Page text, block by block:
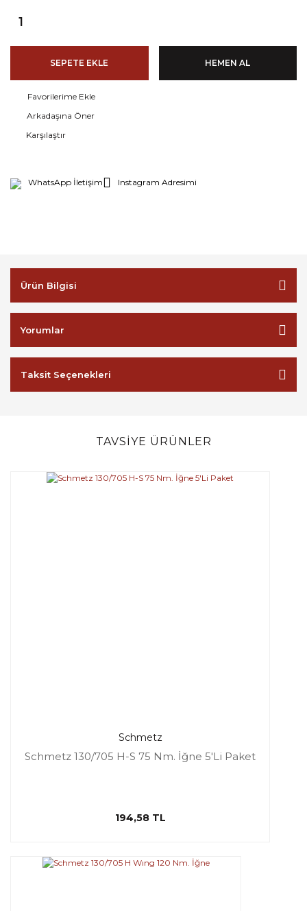
SEPETE EKLE HEMEN AL
Arkadaşına Öner
Karşılaştır
WhatsApp İletişim Instagram Adresimi
Ürün Bilgisi
Yorumlar
Taksit Seçenekleri
TAVSİYE ÜRÜNLER
Schmetz
Schmetz 130/705 H-S 75 Nm. İğne 5'Li Paket
194,58 TL